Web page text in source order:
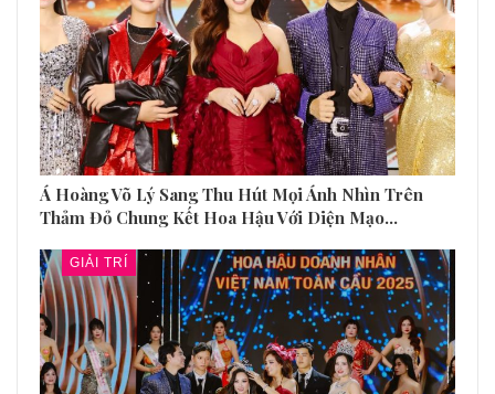
Á Hoàng Võ Lý Sang Thu Hút Mọi Ánh Nhìn Trên
Thảm Đỏ Chung Kết Hoa Hậu Với Diện Mạo…
GIẢI TRÍ